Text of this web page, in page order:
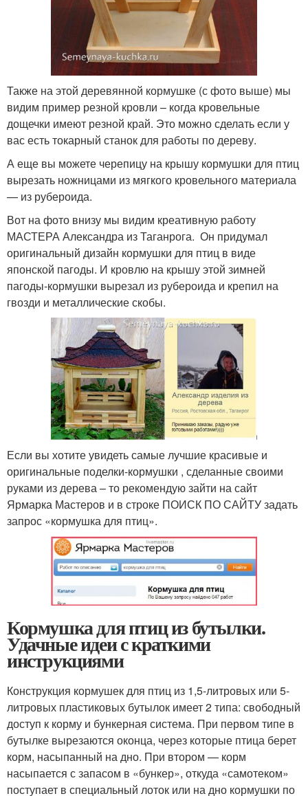
Также на этой деревянной кормушке (с фото выше) мы
видим пример резной кровли – когда кровельные
дощечки имеют резной край. Это можно сделать если у
вас есть токарный станок для работы по дереву.
А еще вы можете черепицу на крышу кормушки для птиц
вырезать ножницами из мягкого кровельного материала
— из рубероида.
Вот на фото внизу мы видим креативную работу
МАСТЕРА Александра из Таганрога. Он придумал
оригинальный дизайн кормушки для птиц в виде
японской пагоды. И кровлю на крышу этой зимней
пагоды-кормушки вырезал из рубероида и крепил на
гвозди и металлические скобы.
Если вы хотите увидеть самые лучшие красивые и
оригинальные поделки-кормушки , сделанные своими
руками из дерева – то рекомендую зайти на сайт
Ярмарка Мастеров и в строке ПОИСК ПО САЙТУ задать
запрос «кормушка для птиц».
Кормушка для птиц из бутылки.
Удачные идеи с краткими
инструкциями
Конструкция кормушек для птиц из 1,5-литровых или 5-
литровых пластиковых бутылок имеет 2 типа: свободный
доступ к корму и бункерная система. При первом типе в
бутылке вырезаются оконца, через которые птица берет
корм, насыпанный на дно. При втором — корм
насыпается с запасом в «бункер», откуда «самотеком»
поступает в специальный лоток или на дно кормушки по